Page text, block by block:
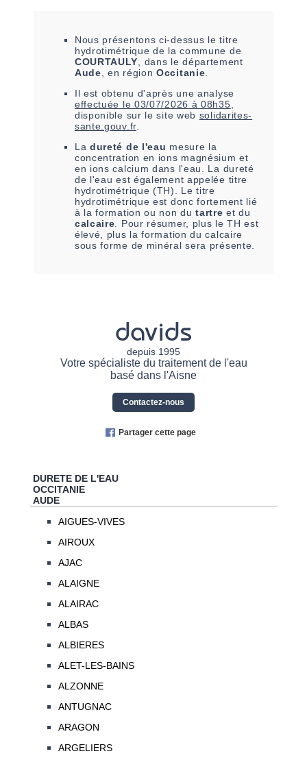
Nous présentons ci-dessus le titre
hydrotimétrique de la commune de
COURTAULY , dans le département
Aude , en régionOccitanie
Il est obtenu d'après une analyse
effectuée le 03/07/2026 à 08h35
disponible sur le site web solidarites-
sante.gouv.fr.
La dureté de l'eau mesure la
concentration en ions magnésium et
en ions calcium dans l'eau. La dureté
de l'eau est également appelée titre
hydrotimétrique (TH). Le titre
hydrotimétrique est donc fortement lié
à la formation ou non dutartre et du
calcaire . Pour résumer, plus le TH est
élevé, plus la formation du calcaire
sous forme de minéral sera présente.
davids
depuis 1995
Votre spécialiste du traitement de l'eau
basé dans l'Aisne
Contactez-nous
Partager cette page
DURETE DE L'EAU
OCCITANIE
AUDE
AIGUES-VIVES
AIROUX
AJAC
ALAIGNE
ALAIRAC
ALBAS
ALBIERES
ALET-LES-BAINS
ALZONNE
ANTUGNAC
ARAGON
ARGELIERS